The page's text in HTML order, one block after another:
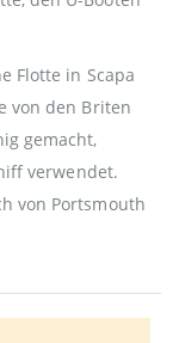
Flotte in Scapa
von den Briten
gemacht,
verwendet.
von Portsmouth